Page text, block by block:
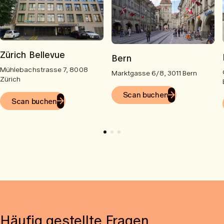
Zürich Bellevue
Mühlebachstrasse 7, 8008
Zürich
Scan buchen
Bern
Marktgasse 6/8, 3011 Bern
Scan buchen